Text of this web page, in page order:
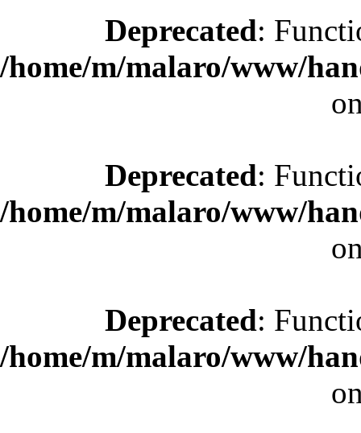
Deprecated:
/home/m/malaro/www/
Deprecated:
/home/m/malaro/www/
Deprecated:
/home/m/malaro/www/